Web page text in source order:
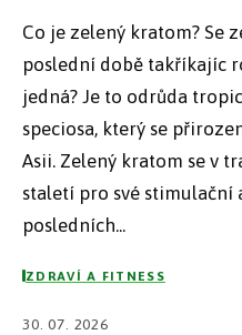
Co je zelený kratom? Se
poslední době takříkajíc
jedná? Je to odrůda
speciosa, který se
Asii. Zelený kratom se v
staletí pro své stimulační
posledních...
ZDRAVÍ A FITNESS
30. 07. 2026